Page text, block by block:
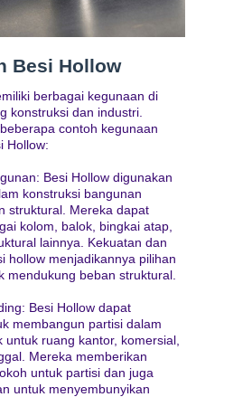
Besi Hollow
berbagai kegunaan di
konstruksi dan industri.
contoh kegunaan
Hollow:
Besi Hollow digunakan
konstruksi bangunan
struktural. Mereka dapat
kolom, balok, bingkai atap,
lainnya. Kekuatan dan
hollow menjadikannya pilihan
mendukung beban struktural.
Besi Hollow dapat
membangun partisi dalam
untuk ruang kantor, komersial,
Mereka memberikan
untuk partisi dan juga
untuk menyembunyikan